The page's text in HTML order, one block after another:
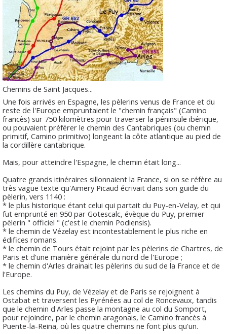
Chemins de Saint Jacques...
Une fois arrivés en Espagne, les pèlerins venus de France et du
reste de l'Europe empruntaient le "chemin français" (Camino
francès) sur 750 kilomètres pour traverser la péninsule ibérique,
ou pouvaient préférer le chemin des Cantabriques (ou chemin
primitif, Camino primitivo) longeant la côte atlantique au pied de
la cordillère cantabrique.
Mais, pour atteindre l'Espagne, le chemin était long...
Quatre grands itinéraires sillonnaient la France, si on se réfère au
très vague texte qu'Aimery Picaud écrivait dans son guide du
pèlerin, vers 1140 :
* le plus historique étant celui qui partait du Puy-en-Velay, et qui
fut emprunté en 950 par Gotescalc, évèque du Puy, premier
pèlerin " officiel " (c'est le chemin Podiensis).
* le chemin de Vézelay est incontestablement le plus riche en
édifices romans.
* le chemin de Tours était rejoint par les pèlerins de Chartres, de
Paris et d'une manière générale du nord de l'Europe ;
* le chemin d'Arles drainait les pèlerins du sud de la France et de
l'Europe.
Les chemins du Puy, de Vézelay et de Paris se rejoignent à
Ostabat et traversent les Pyrénées au col de Roncevaux, tandis
que le chemin d'Arles passe la montagne au col du Somport,
pour rejoindre, par le chemin aragonais, le Camino francès à
Puente-la-Reina, où les quatre chemins ne font plus qu'un.